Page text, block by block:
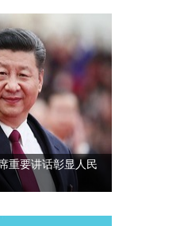
重要讲话彰显人民